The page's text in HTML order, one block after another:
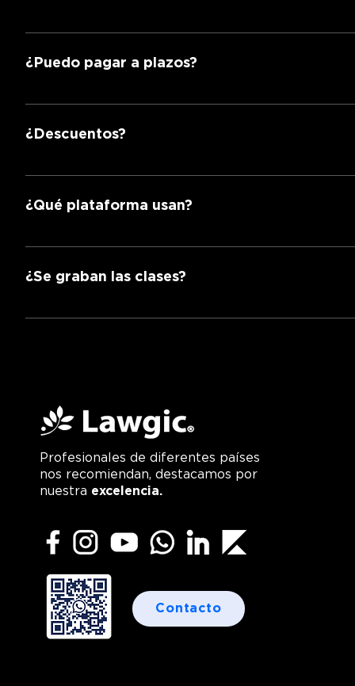
Tarjeta de crédito o débito, transferencia, PayPal,
¿Puedo pagar a plazos?
Sí. Solicita a tu asesor el plan de pagos.
¿Descuentos?
¡Sí! Estudiantes de licenciatura y adultos mayores
¿Qué plataforma usan?
En Lawgic® usamos Zoom para los eventos en vivo
¿Se graban las clases?
¡SÍ! Todas nuestras clases se graban.
Profesionales de diferentes países
nos recomiendan, destacamos por
nuestra excelencia.
Contacto